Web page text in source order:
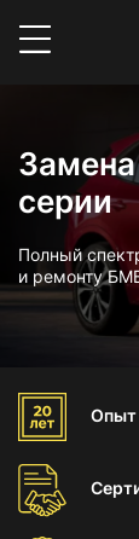
Замена
серии
Полный
и ремонту
Опыт